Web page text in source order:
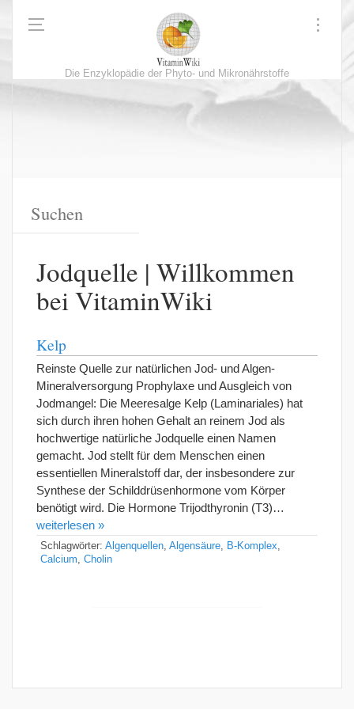
Die Enzyklopädie der Phyto- und Mikronährstoffe
Jodquelle | Willkommen
bei VitaminWiki
Kelp
Reinste Quelle zur natürlichen Jod- und Algen-
Mineralversorgung Prophylaxe und Ausgleich von
Jodmangel: Die Meeresalge Kelp (Laminariales) hat
sich durch ihren hohen Gehalt an reinem Jod als
hochwertige natürliche Jodquelle einen Namen
gemacht. Jod stellt für dem Menschen einen
essentiellen Mineralstoff dar, der insbesondere zur
Synthese der Schilddrüsenhormone vom Körper
benötigt wird. Die Hormone Trijodthyronin (T3)…
weiterlesen »
Schlagwörter: Algenquellen Algensäure B-Komplex
Calcium
Cholin